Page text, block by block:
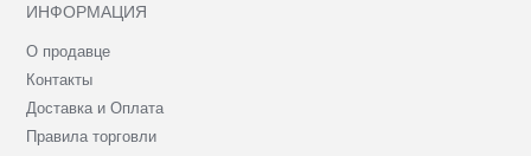
ИНФОРМАЦИЯ
О продавце
Контакты
Доставка и Оплата
Правила торговли